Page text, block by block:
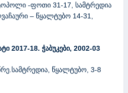
-ფოთი 31-17, სამტრედია
– წყალტუბო 14-31,
2017-18. ჭაბუკები, 2002-03
წყალტუბო, 3-8